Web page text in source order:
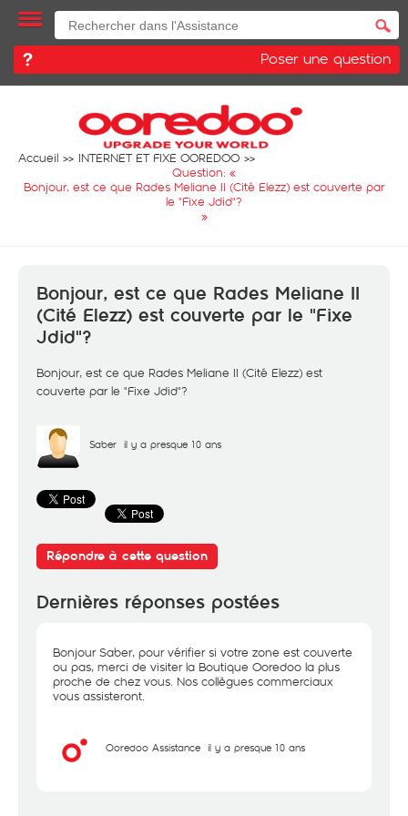
Poser une question
Accueil
INTERNET ET FIXE OOREDOO
Question: «
Bonjour, est ce que Rades Meliane II (Cité Elezz) est couverte par
le "Fixe Jdid"?
»
Bonjour, est ce que Rades Meliane II
(Cité Elezz) est couverte par le "Fixe
Jdid"?
Bonjour, est ce que Rades Meliane II (Cité Elezz) est
couverte par le "Fixe Jdid"?
Saber il y a presque 10 ans
Répondre à cette question
Dernières réponses postées
Bonjour Saber, pour vérifier si votre zone est couverte
ou pas, merci de visiter la Boutique Ooredoo la plus
proche de chez vous. Nos collègues commerciaux
vous assisteront.
Ooredoo Assistance il y a presque 10 ans